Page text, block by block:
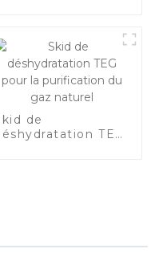
de
TEG